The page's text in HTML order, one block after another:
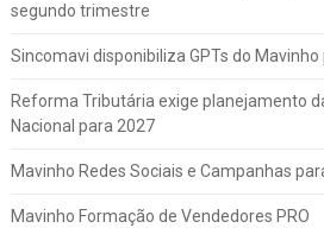
segundo trimestre
Sincomavi disponibiliza GPTs do
Reforma Tributária exige planejamento
Nacional para 2027
Mavinho Redes Sociais e Campanhas
Mavinho Formação de Vendedores PRO